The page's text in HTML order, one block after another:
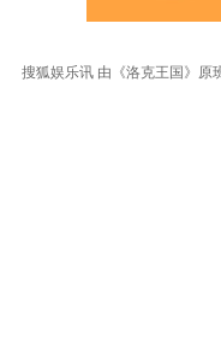
搜狐娱乐讯 由《洛克王国》原